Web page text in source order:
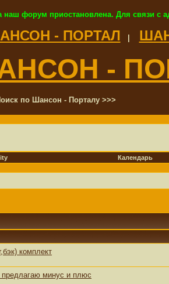
наш форум приостановлена. Для связи с
- ПОРТАЛ
-
по Шансон - Порталу >>>
Календарь
комплект
предлагаю минус и плюс